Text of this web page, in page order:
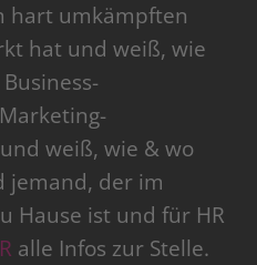
hart umkämpften
hat und weiß, wie
weiß, wie & wo
jemand, der im
Hause ist und für HR
alle Infos zur Stelle.